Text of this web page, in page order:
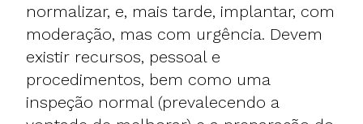
normalizar, e, mais tarde, implantar, com
moderação, mas com urgência. Devem
existir recursos, pessoal e
procedimentos, bem como uma
inspeção normal (prevalecendo a